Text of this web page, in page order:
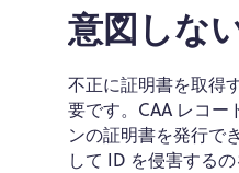
意図しな
不正に証明書を取得
要です。CAA レコー
ンの証明書を発行で
して ID を侵害する